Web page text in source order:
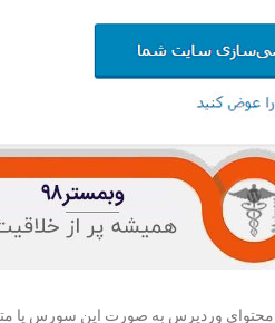
وردپرس به صورت اپن سورس یا